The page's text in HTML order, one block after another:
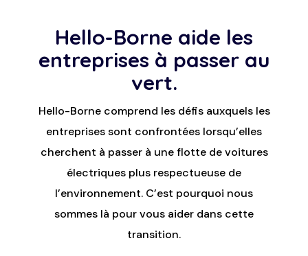
Hello-Borne aide les
entreprises à passer au
vert.
Hello-Borne comprend les défis auxquels les
entreprises sont confrontées lorsqu’elles
cherchent à passer à une flotte de voitures
électriques plus respectueuse de
l’environnement. C’est pourquoi nous
sommes là pour vous aider dans cette
transition.